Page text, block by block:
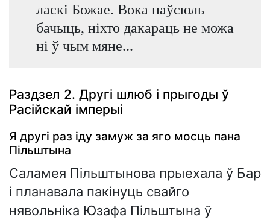
ласкі Божае. Вока паўсюль
бачыць, ніхто дакараць не можа
ні ў чым мяне...
Раздзел 2. Другі шлюб і прыгоды ў
Расійскай імперыі
Я другі раз іду замуж за яго мосць пана
Пільштына
Саламея Пільштынова прыехала ў Бар
і планавала пакінуць свайго
нявольніка Юзафа Пільштына ў